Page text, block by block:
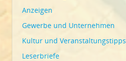
Anzeigen
Gewerbe und Unternehmen
Kultur und Veranstaltungstipps
Leserbriefe